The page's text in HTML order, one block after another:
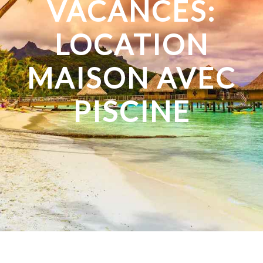
VACANCES:
LOCATION
MAISON AVEC
PISCINE